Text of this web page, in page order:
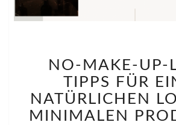
MAKE-
UP-
LOOK:
TIPPS
FÜR
NO-MAKE-UP-
TIPPS FÜR
NATÜRLICHEN
MINIMALEN